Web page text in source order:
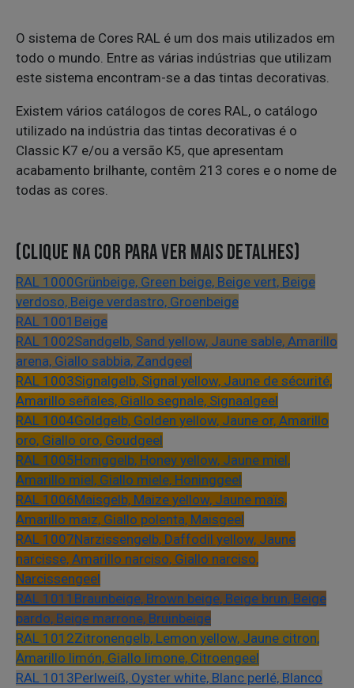
O sistema de Cores RAL é um dos mais utilizados em
todo o mundo. Entre as várias indústrias que utilizam
este sistema encontram-se a das tintas decorativas.
Existem vários catálogos de cores RAL, o catálogo
utilizado na indústria das tintas decorativas é o
Classic K7 e/ou a versão K5, que apresentam
acabamento brilhante, contêm 213 cores e o nome de
todas as cores.
(CLIQUE NA COR PARA VER MAIS DETALHES)
RAL 1000Grünbeige, Green beige, Beige vert, Beige
verdoso, Beige verdastro, Groenbeige
RAL 1001 Beige
RAL 1002Sandgelb, Sand yellow, Jaune sable, Amarillo
arena, Giallo sabbia, Zandgeel
RAL 1003Signalgelb, Signal yellow, Jaune de sécurité,
Amarillo señales, Giallo segnale, Signaalgeel
RAL 1004Goldgelb, Golden yellow, Jaune or, Amarillo
oro, Giallo oro, Goudgeel
RAL 1005Honiggelb, Honey yellow, Jaune miel,
Amarillo miel, Giallo miele, Honinggeel
RAL 1006Maisgelb, Maize yellow, Jaune maïs,
Amarillo maiz, Giallo polenta, Maisgeel
RAL 1007Narzissengelb, Daffodil yellow, Jaune
narcisse, Amarillo narciso, Giallo narciso,
Narcissengeel
RAL 1011 Braunbeige, Brown beige, Beige brun, Beige
pardo, Beige marrone, Bruinbeige
RAL 1012Zitronengelb, Lemon yellow, Jaune citron,
Amarillo limón, Giallo limone, Citroengeel
RAL 1013Perlweiß, Oyster white, Blanc perlé, Blanco